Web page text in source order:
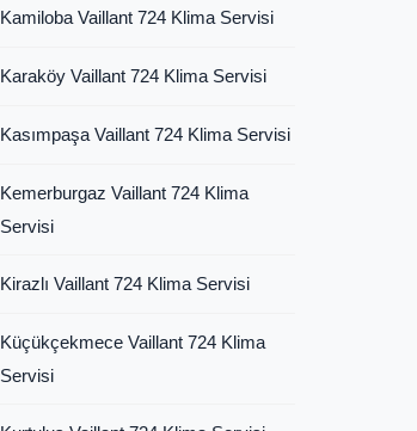
Kamiloba Vaillant 724 Klima Servisi
Karaköy Vaillant 724 Klima Servisi
Kasımpaşa Vaillant 724 Klima Servisi
Kemerburgaz Vaillant 724 Klima
Servisi
Kirazlı Vaillant 724 Klima Servisi
Küçükçekmece Vaillant 724 Klima
Servisi